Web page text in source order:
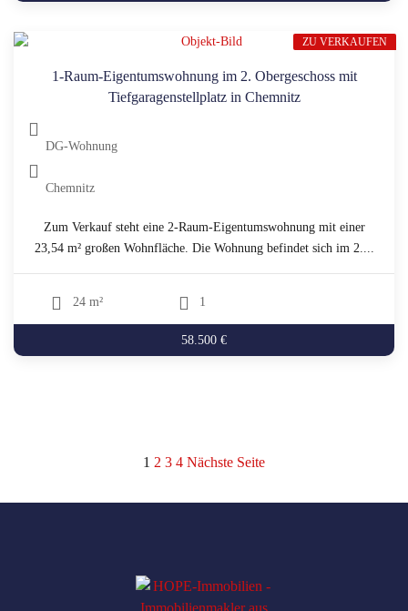
1-Raum-Eigentumswohnung im 2. Obergeschoss mit
Tiefgaragenstellplatz in Chemnitz
DG-Wohnung
Chemnitz
Zum Verkauf steht eine 2-Raum-Eigentumswohnung mit einer
23,54 m² großen Wohnfläche. Die Wohnung befindet sich im 2....
24 m² 1
58.500 €
ZU VERKAUFEN
Seitennummerierung
der
1 2 3 4 Nächste Seite